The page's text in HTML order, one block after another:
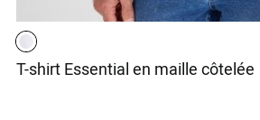
T-shirt Essential en maille côtelée